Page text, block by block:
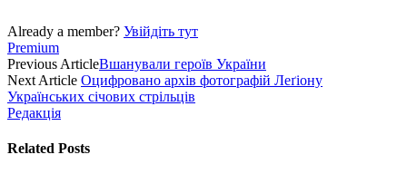
Already a member? Увійдіть тут
Premium
Previous ArticleВшанували героїв України
Next Article Оцифровано архів фотографій Леґіону
Українських січових стрільців
Редакція
Related Posts